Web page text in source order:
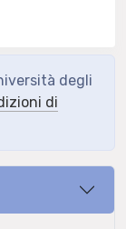
degli
di